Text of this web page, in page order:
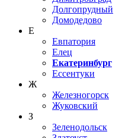
Долгопрудный
Домодедово
Е
Евпатория
Елец
Екатеринбург
Ессентуки
Ж
Железногорск
Жуковский
З
Зеленодольск